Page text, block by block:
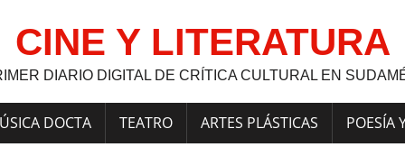
CINE Y LITERATURA
DIARIO DIGITAL DE CRÍTICA CULTURAL EN
DOCTA TEATRO ARTES PLÁSTICAS POESÍA